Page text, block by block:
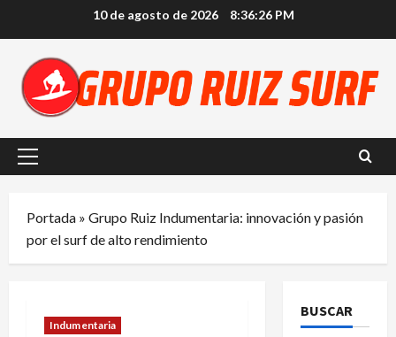
contenido
10 de agosto de 2026 8:36:27 PM
Menú
Portada » Grupo Ruiz Indumentaria: innovación y pasión
por el surf de alto rendimiento
Indumentaria
BUSCAR